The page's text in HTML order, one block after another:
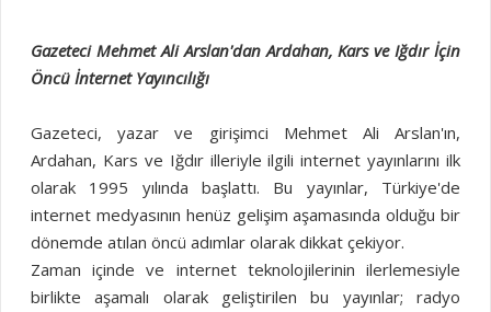
Künye
Gazeteci Mehmet Ali Arslan'dan Ardahan, Kars ve Iğdır İçin
Öncü İnternet Yayıncılığı
Gazeteci, yazar ve girişimci Mehmet Ali Arslan'ın,
Ardahan, Kars ve Iğdır illeriyle ilgili internet yayınlarını ilk
olarak 1995 yılında başlattı. Bu yayınlar, Türkiye'de
internet medyasının henüz gelişim aşamasında olduğu bir
dönemde atılan öncü adımlar olarak dikkat çekiyor.
Zaman içinde ve internet teknolojilerinin ilerlemesiyle
birlikte aşamalı olarak geliştirilen bu yayınlar; radyo